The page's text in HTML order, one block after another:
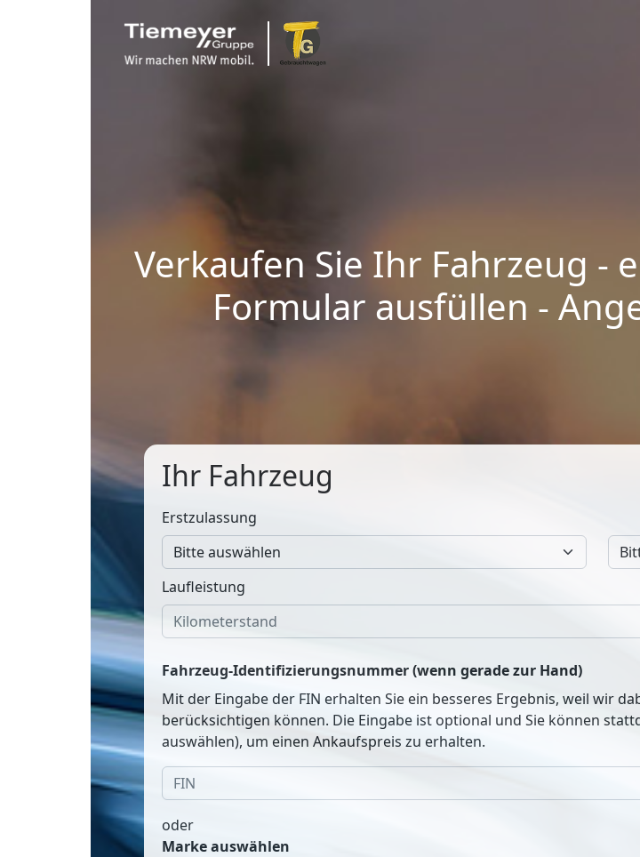
Verkaufen Sie Ihr Fahrzeug -
Formular ausfüllen -
Ihr Fahrzeug
Erstzulassung
Laufleistung
Fahrzeug-Identifizierungsnummer (wenn gerade zur Hand)
Mit der Eingabe der FIN erhalten Sie ein besseres Ergebnis, weil wir
berücksichtigen können. Die Eingabe ist optional und Sie können
auswählen), um einen Ankaufspreis zu erhalten.
oder
Marke auswählen